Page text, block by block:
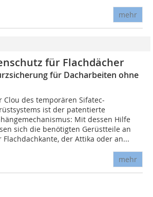
mehr
für Flachdächer
für Dacharbeiten ohne
Clou des temporären Sifatec-
ist der patentierte
Mit dessen Hilfe
sich die benötigten Gerüstteile an
Flachdachkante, der Attika oder an...
mehr